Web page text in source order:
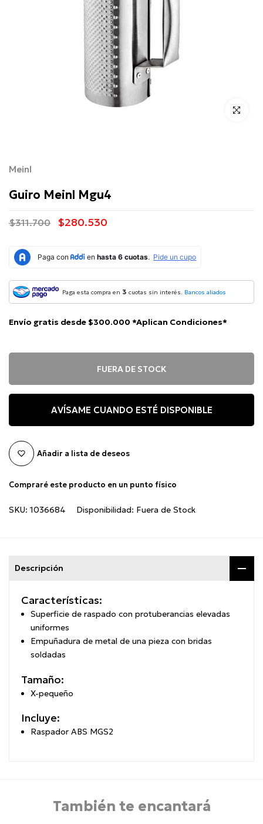
Click para
Meinl
Guiro Meinl Mgu4
$311.700 $280.530
Paga esta compra en 3 cuotas sin interés. Bancos aliados
Envío gratis desde $300.000 *Aplican Condiciones*
FUERA DE STOCK
AVÍSAME CUANDO ESTÉ DISPONIBLE
Añadir a lista de deseos
Compraré este producto en un punto físico
SKU: 1036684 Disponibilidad: Fuera de Stock
Descripción
Características:
Superficie de raspado con protuberancias elevadas
uniformes
Empuñadura de metal de una pieza con bridas
soldadas
Tamaño:
X-pequeño
Incluye:
Raspador ABS MGS2
También te encantará